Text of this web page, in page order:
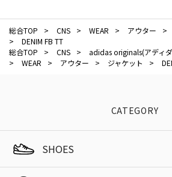
総合TOP > CNS > WEAR > アウター >
>
DENIM FB TT
総合TOP
> CNS >
adidas originals(アディ
>
WEAR > アウター > ジャケット >
CATEGORY
SHOES